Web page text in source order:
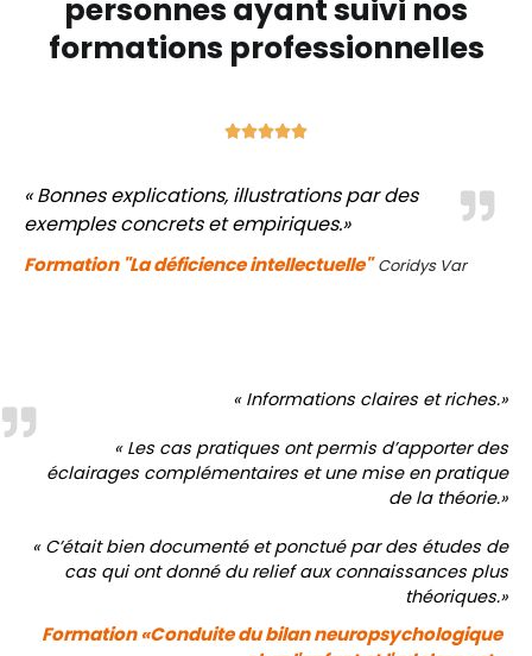
personnes ayant suivi nos
formations professionnelles

« Bonnes explications, illustrations par des
exemples concrets et empiriques.»
Formation "La déficience intellectuelle" Coridys Var
« Informations claires et riches.»
« Les cas pratiques ont permis d’apporter des
éclairages complémentaires et une mise en pratique
de la théorie.»
« C’était bien documenté et ponctué par des études de
cas qui ont donné du relief aux connaissances plus
théoriques.»
Formation «Conduite du bilan neuropsychologique